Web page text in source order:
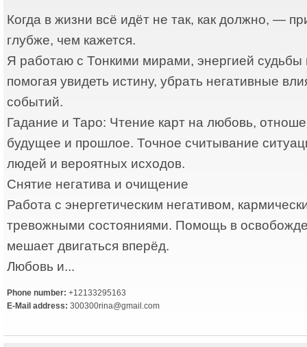
Когда в жизни всё идёт не так, как должно, —
глубже, чем кажется.
Я работаю с Тонкими мирами, энергией
помогая увидеть истину, убрать негативные
событий.
Гадание и Таро: Чтение карт на любовь,
будущее и прошлое. Точное считывание
людей и вероятных исходов.
Снятие негатива и очищение
Работа с энергетическим негативом,
тревожными состояниями. Помощь в
мешает двигаться вперёд.
Любовь и...
Phone number: +12133295163
E-Mail address: 300300rina@gmail.com